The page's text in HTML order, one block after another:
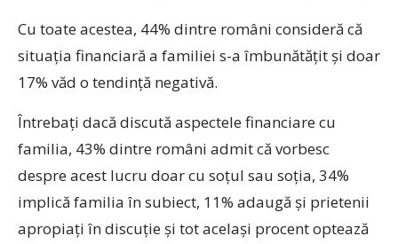
Cu toate acestea, 44% dintre români consideră că
situația financiară a familiei s-a îmbunătățit și doar
17% văd o tendință negativă.
Întrebați dacă discută aspectele financiare cu
familia, 43% dintre români admit că vorbesc
despre acest lucru doar cu soțul sau soția, 34%
implică familia în subiect, 11% adaugă și prietenii
apropiați în discuție și tot același procent optează